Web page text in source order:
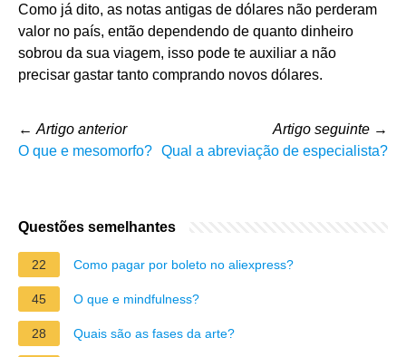
Como já dito, as notas antigas de dólares não perderam
valor no país, então dependendo de quanto dinheiro
sobrou da sua viagem, isso pode te auxiliar a não
precisar gastar tanto comprando novos dólares.
← Artigo anterior
O que e mesomorfo?
Artigo seguinte →
Qual a abreviação de especialista?
Questões semelhantes
22 Como pagar por boleto no aliexpress?
45 O que e mindfulness?
28 Quais são as fases da arte?